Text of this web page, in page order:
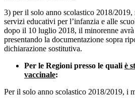
3) per il solo anno scolastico 2018/2019,
servizi educativi per l’infanzia e alle
dopo il 10 luglio 2018, il minorenne avrà
presentando la documentazione sopra
dichiarazione sostitutiva.
Per le Regioni presso le quali è
vaccinale:
Per il solo anno scolastico 2018/2019, i